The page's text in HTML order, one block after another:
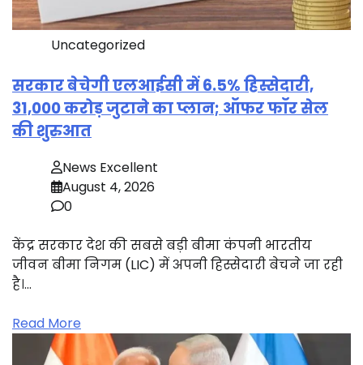
Uncategorized
सरकार बेचेगी एलआईसी में 6.5% हिस्सेदारी,
31,000 करोड़ जुटाने का प्लान; ऑफर फॉर सेल
की शुरुआत
News Excellent
August 4, 2026
0
केंद्र सरकार देश की सबसे बड़ी बीमा कंपनी भारतीय
जीवन बीमा निगम (LIC) में अपनी हिस्सेदारी बेचने जा रही
है।…
Read More